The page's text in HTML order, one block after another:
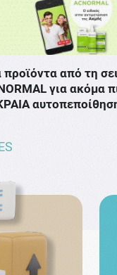
προϊόντα από τη
για ακόμα